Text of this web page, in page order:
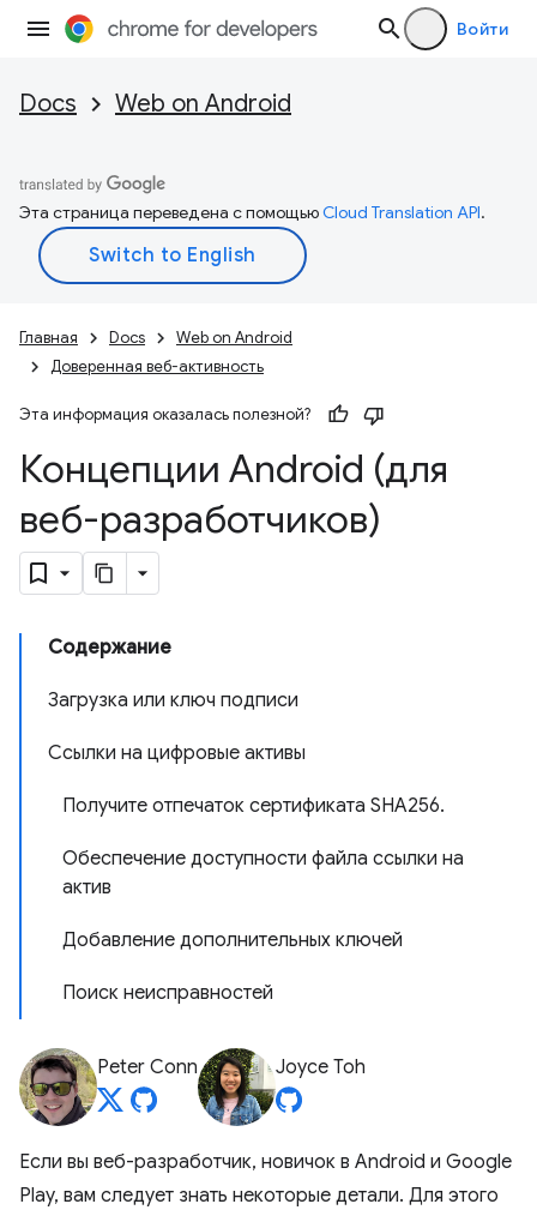
Войти
Docs Web on Android
Эта страница переведена с помощьюCloud Translation API.
Главная Docs
Web on Android
Доверенная веб-активность
Эта информация оказалась полезной?
Концепции Android (для
веб-разработчиков)
Содержание
Загрузка или ключ подписи
Ссылки на цифровые активы
Получите отпечаток сертификата SHA256.
Обеспечение доступности файла ссылки на
актив
Добавление дополнительных ключей
Поиск неисправностей
Peter Conn Joyce Toh
Если вы веб-разработчик, новичок в Android и Google
Play, вам следует знать некоторые детали. Для этого